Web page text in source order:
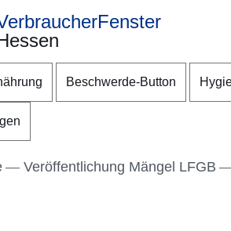
zum Kopf der Seite
zum Inhalt
zum Fuß der Seite
Beschwerde-Button
Veröffentlichung Mängel LFGB